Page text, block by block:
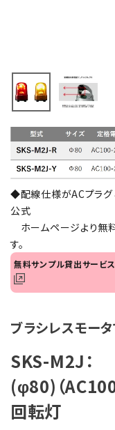
光音一体型
音/音声
LED照明
ガイドライン
パトライトカタログ
◆配線仕様がACプラ
公式
ホームページより無
す。
無料サンプル貸出サービス
ブラシレスモー
SKS-M2J：
(φ80)（
回転灯